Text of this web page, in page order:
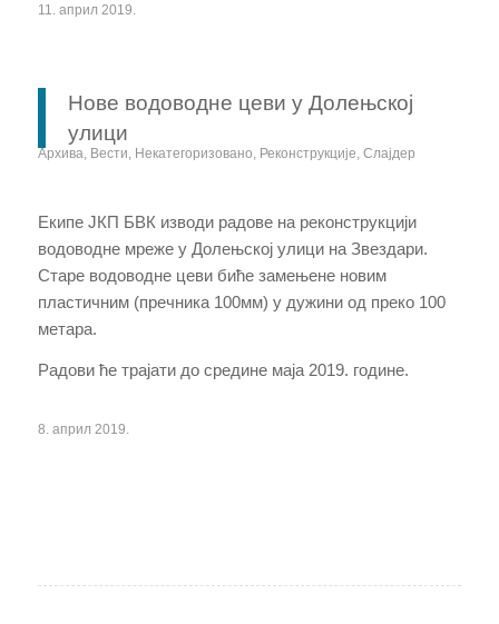
11. април 2019.
Нове водоводне цеви у Долењској
улици
Архива, Вести, Некатегоризовано, Реконструкције, Слајдер
Eкипе ЈКП БВК изводи радове на реконструкцији
водоводне мреже у Долењској улици на Звездари.
Старе водоводне цеви биће замењене новим
пластичним (пречника 100мм) у дужини од преко 100
метара.
Радови ће трајати до средине маја 2019. године.
8. април 2019.